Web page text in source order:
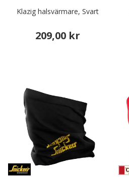
Klazig halsvärmare, Svart
209,00 kr